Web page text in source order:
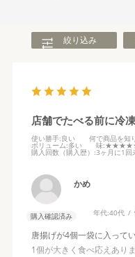
絞り込み
店舗でたべる前に冷
使い勝手:良い 何で商品を知
ボリューム:多い 味
購入回数（購入歴） :3ヶ月に1回
かめ
購入確認済み 年代:40代
唐揚げが4個一袋に入ってい
1個が大きく食べ応えあり